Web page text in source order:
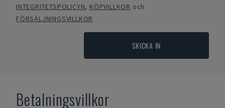
INTEGRITETSPOLICYN, KÖPVILLKOR och
FÖRSÄLJNINGSVILLKOR
SKICKA IN
Betalningsvillkor